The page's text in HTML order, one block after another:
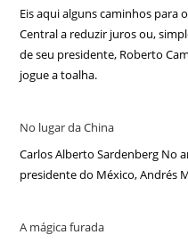
Eis aqui alguns caminhos para
Central a reduzir juros ou,
de seu presidente, Roberto
jogue a toalha.
No lugar da China
Carlos Alberto Sardenberg No
presidente do México, Andrés
A mágica furada